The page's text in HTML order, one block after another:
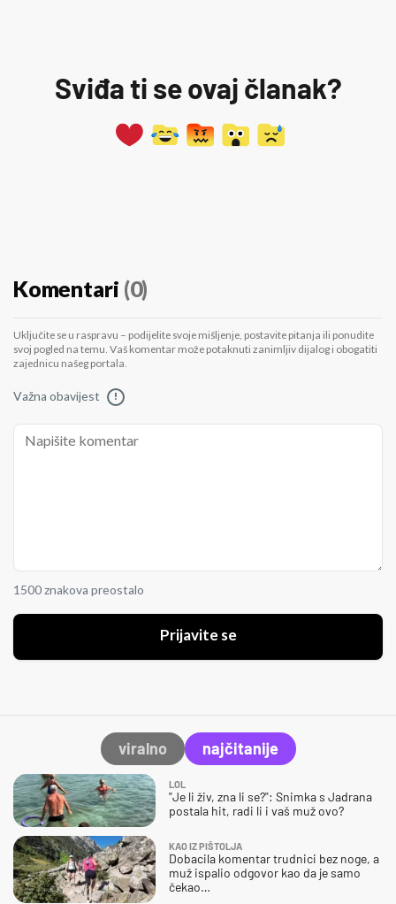
Sviđa ti se ovaj članak?
Komentari (0)
Uključite se u raspravu – podijelite svoje mišljenje, postavite pitanja ili ponudite
svoj pogled na temu. Vaš komentar može potaknuti zanimljiv dijalog i obogatiti
zajednicu našeg portala.
Važna obavijest !
1500 znakova preostalo
Prijavite se
viralno najčitanije
LOL
"Je li živ, zna li se?": Snimka s Jadrana
postala hit, radi li i vaš muž ovo?
KAO IZ PIŠTOLJA
Dobacila komentar trudnici bez noge, a
muž ispalio odgovor kao da je samo
čekao…